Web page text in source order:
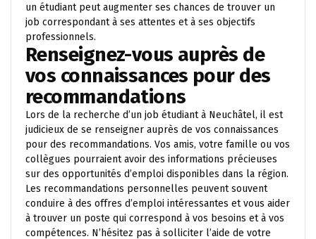
un étudiant peut augmenter ses chances de trouver un
job correspondant à ses attentes et à ses objectifs
professionnels.
Renseignez-vous auprès de
vos connaissances pour des
recommandations
Lors de la recherche d’un job étudiant à Neuchâtel, il est
judicieux de se renseigner auprès de vos connaissances
pour des recommandations. Vos amis, votre famille ou vos
collègues pourraient avoir des informations précieuses
sur des opportunités d’emploi disponibles dans la région.
Les recommandations personnelles peuvent souvent
conduire à des offres d’emploi intéressantes et vous aider
à trouver un poste qui correspond à vos besoins et à vos
compétences. N’hésitez pas à solliciter l’aide de votre